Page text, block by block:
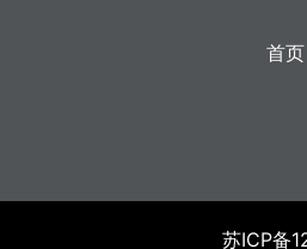
首页
苏ICP备